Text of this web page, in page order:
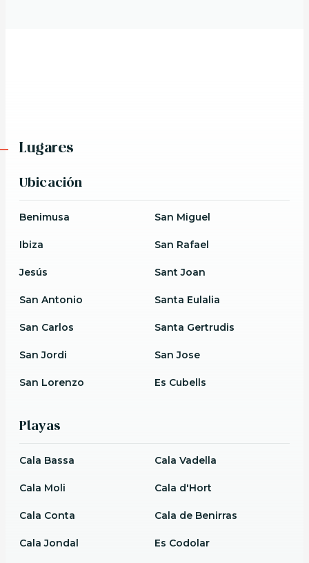
Lugares
Ubicación
Benimusa
Ibiza
Jesús
San Antonio
San Carlos
San Jordi
San Lorenzo
San Miguel
San Rafael
Sant Joan
Santa Eulalia
Santa Gertrudis
San Jose
Es Cubells
Playas
Cala Bassa
Cala Moli
Cala Conta
Cala Jondal
Cala Vadella
Cala d'Hort
Cala de Benirras
Es Codolar